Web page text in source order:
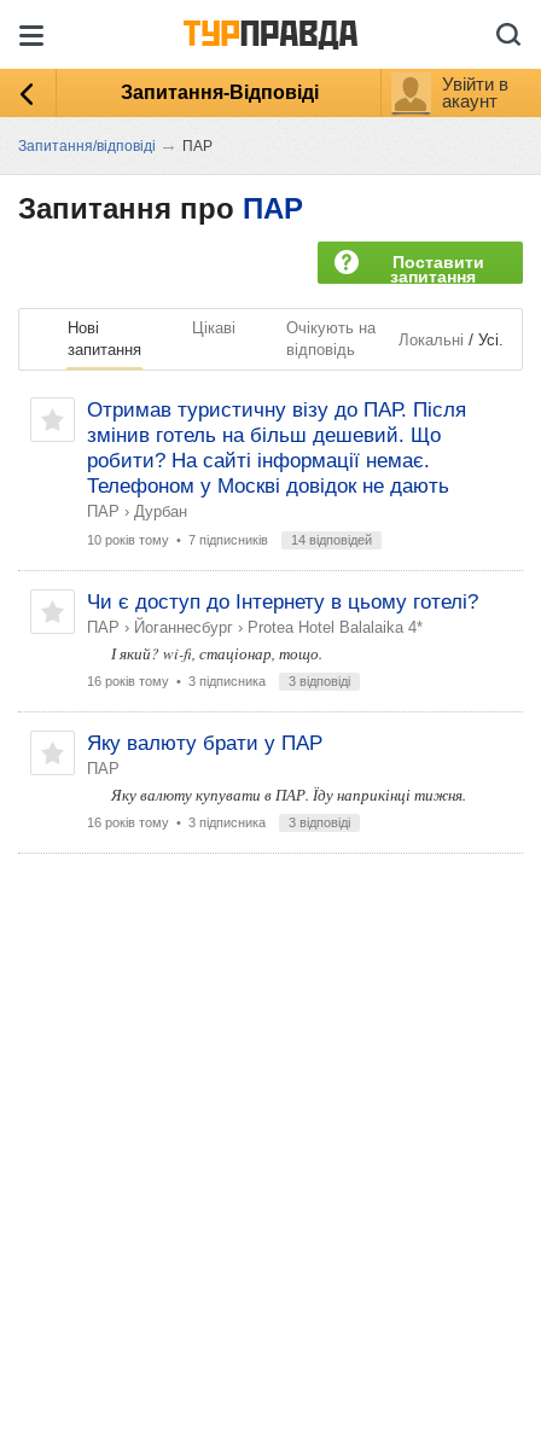
Запитання-Відповіді
Увійти в
акаунт
Запитання/відповіді → ПАР
Запитання про ПАР
Поставити
запитання
Нові
запитання
Цікаві
Очікують на
відповідь
Локальні / Усі.
Отримав туристичну візу до ПАР. Після
змінив готель на більш дешевий. Що
робити? На сайті інформації немає.
Телефоном у Москві довідок не дають
ПАР › Дурбан
10 років тому • 7 підписників 14 відповідей
Чи є доступ до Інтернету в цьому готелі?
ПАР › Йоганнесбург › Protea Hotel Balalaika 4*
І який? wi-fi, стаціонар, тощо.
16 років тому • 3 підписника 3 відповіді
Яку валюту брати у ПАР
ПАР
Яку валюту купувати в ПАР. Їду наприкінці тижня.
16 років тому • 3 підписника 3 відповіді